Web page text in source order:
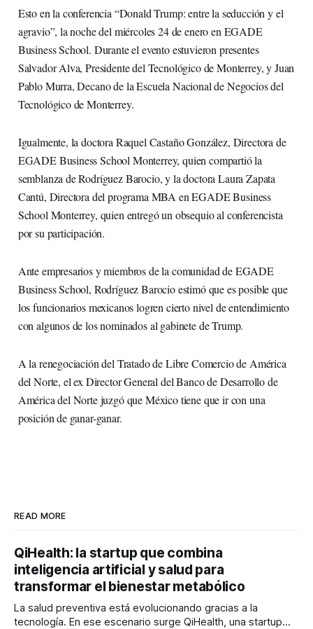
Esto en la conferencia “Donald Trump: entre la seducción y el
agravio”, la noche del miércoles 24 de enero en EGADE
Business School. Durante el evento estuvieron presentes
Salvador Alva, Presidente del Tecnológico de Monterrey, y Juan
Pablo Murra, Decano de la Escuela Nacional de Negocios del
Tecnológico de Monterrey.
Igualmente, la doctora Raquel Castaño González, Directora de
EGADE Business School Monterrey, quien compartió la
semblanza de Rodríguez Barocio, y la doctora Laura Zapata
Cantú, Directora del programa MBA en EGADE Business
School Monterrey, quien entregó un obsequio al conferencista
por su participación.
Ante empresarios y miembros de la comunidad de EGADE
Business School, Rodríguez Barocio estimó que es posible que
los funcionarios mexicanos logren cierto nivel de entendimiento
con algunos de los nominados al gabinete de Trump.
A la renegociación del Tratado de Libre Comercio de América
del Norte, el ex Director General del Banco de Desarrollo de
América del Norte juzgó que México tiene que ir con una
posición de ganar-ganar.
READ MORE
QiHealth: la startup que combina
inteligencia artificial y salud para
transformar el bienestar metabólico
La salud preventiva está evolucionando gracias a la
tecnología. En ese escenario surge QiHealth, una startup